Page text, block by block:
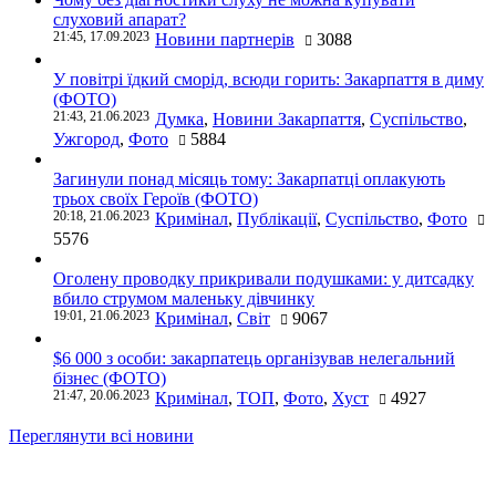
слуховий апарат?
21:45, 17.09.2023 Новини партнерів 3088
У повітрі їдкий сморід, всюди горить: Закарпаття в диму
(ФОТО)
21:43, 21.06.2023 Думка, Новини Закарпаття, Суспільство,
Ужгород, Фото 5884
Загинули понад місяць тому: Закарпатці оплакують
трьох своїх Героїв (ФОТО)
20:18, 21.06.2023 Кримінал, Публікації, Суспільство, Фото
5576
Оголену проводку прикривали подушками: у дитсадку
вбило струмом маленьку дівчинку
19:01, 21.06.2023 Кримінал, Світ 9067
$6 000 з особи: закарпатець організував нелегальний
бізнес (ФОТО)
21:47, 20.06.2023 Кримінал, ТОП, Фото, Хуст
4927
Переглянути всі новини